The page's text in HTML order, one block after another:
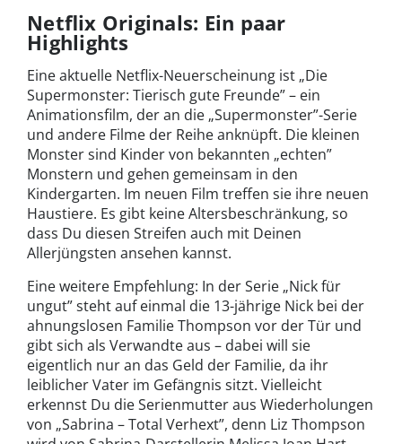
Netflix Originals: Ein paar
Highlights
Eine aktuelle Netflix-Neuerscheinung ist „Die
Supermonster: Tierisch gute Freunde” – ein
Animationsfilm, der an die „Supermonster”-Serie
und andere Filme der Reihe anknüpft. Die kleinen
Monster sind Kinder von bekannten „echten”
Monstern und gehen gemeinsam in den
Kindergarten. Im neuen Film treffen sie ihre neuen
Haustiere. Es gibt keine Altersbeschränkung, so
dass Du diesen Streifen auch mit Deinen
Allerjüngsten ansehen kannst.
Eine weitere Empfehlung: In der Serie „Nick für
ungut” steht auf einmal die 13-jährige Nick bei der
ahnungslosen Familie Thompson vor der Tür und
gibt sich als Verwandte aus – dabei will sie
eigentlich nur an das Geld der Familie, da ihr
leiblicher Vater im Gefängnis sitzt. Vielleicht
erkennst Du die Serienmutter aus Wiederholungen
von „Sabrina – Total Verhext”, denn Liz Thompson